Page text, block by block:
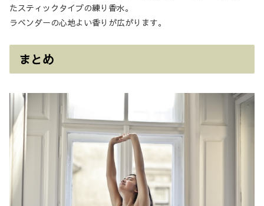
たスティックタイプの練り香水。​
ラベンダーの心地よい香りが広がります。
まとめ